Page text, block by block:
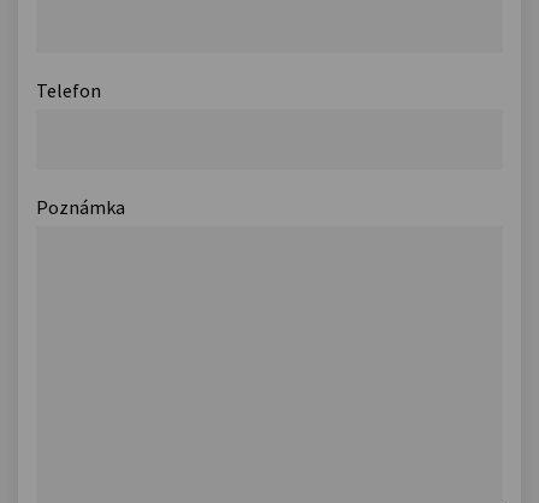
Telefon
Poznámka